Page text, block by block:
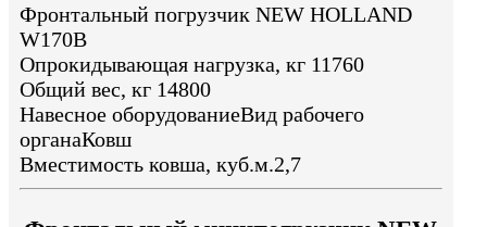
Фронтальный погрузчик NEW HOLLAND
W170B
Опрокидывающая нагрузка, кг 11760
Общий вес, кг 14800
Навесное оборудованиеВид рабочего
органаКовш
Вместимость ковша, куб.м.2,7